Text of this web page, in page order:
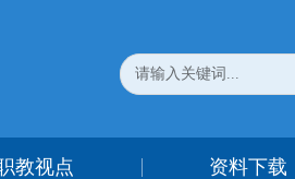
教视点 资料下载